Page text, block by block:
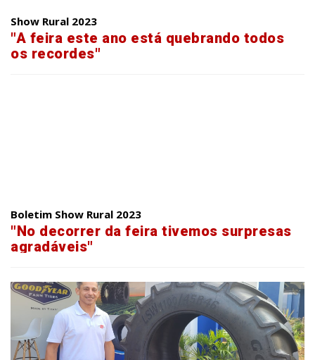
Show Rural 2023
"A feira este ano está quebrando todos
os recordes"
Boletim Show Rural 2023
"No decorrer da feira tivemos surpresas
agradáveis"